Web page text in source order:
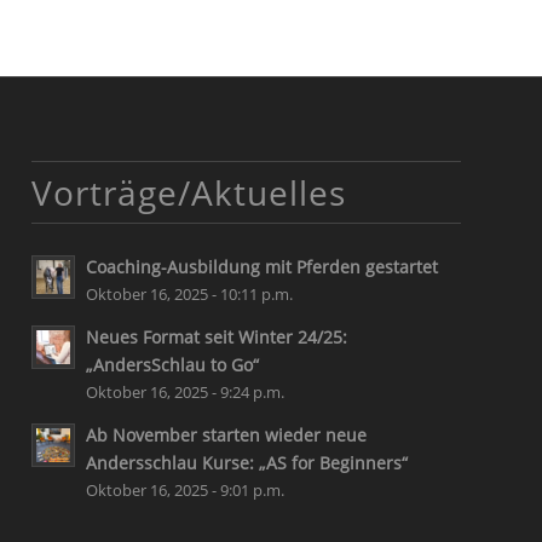
Vorträge/Aktuelles
Coaching-Ausbildung mit Pferden gestartet
Oktober 16, 2025 - 10:11 p.m.
Neues Format seit Winter 24/25:
„AndersSchlau to Go“
Oktober 16, 2025 - 9:24 p.m.
Ab November starten wieder neue
Andersschlau Kurse: „AS for Beginners“
Oktober 16, 2025 - 9:01 p.m.